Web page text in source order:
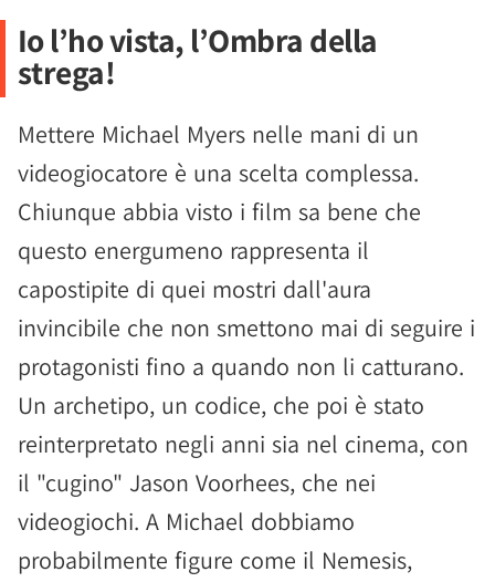
Io l’ho vista, l’Ombra della
strega!
Mettere Michael Myers nelle mani di un
videogiocatore è una scelta complessa.
Chiunque abbia visto i film sa bene che
questo energumeno rappresenta il
capostipite di quei mostri dall'aura
invincibile che non smettono mai di seguire i
protagonisti fino a quando non li catturano.
Un archetipo, un codice, che poi è stato
reinterpretato negli anni sia nel cinema, con
il "cugino" Jason Voorhees, che nei
videogiochi. A Michael dobbiamo
probabilmente figure come il Nemesis,